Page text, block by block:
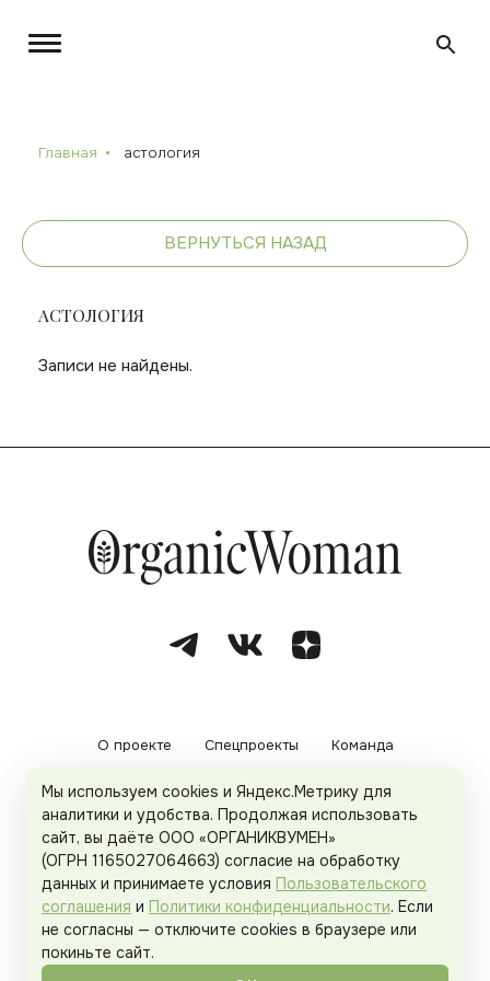
Главная астология
ВЕРНУТЬСЯ НАЗАД
АСТОЛОГИЯ
Записи не найдены.
О проекте Спецпроекты Команда
Рекламодателям Политика конфиденциальности
Пользовательское соглашение
Organicwoman.ru . Все права защищены.
Мы используем cookies и Яндекс.Метрику для
аналитики и удобства. Продолжая использовать
сайт, вы даёте ООО «ОРГАНИКВУМЕН»
(ОГРН 1165027064663) согласие на обработку
данных и принимаете условия Пользовательского
соглашения и Политики конфиденциальности. Если
не согласны — отключите cookies в браузере или
покиньте сайт.